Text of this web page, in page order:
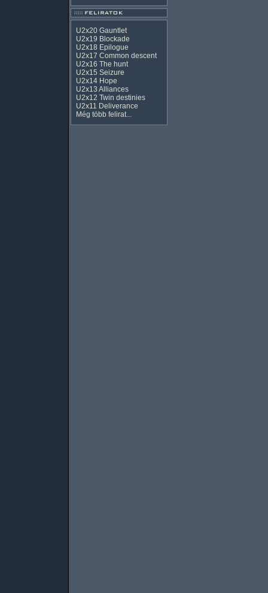
U2x20 Gauntlet
U2x19 Blockade
U2x18 Epilogue
U2x17 Common descent
U2x16 The hunt
U2x15 Seizure
U2x14 Hope
U2x13 Alliances
U2x12 Twin destinies
U2x11 Deliverance
Még több felirat...